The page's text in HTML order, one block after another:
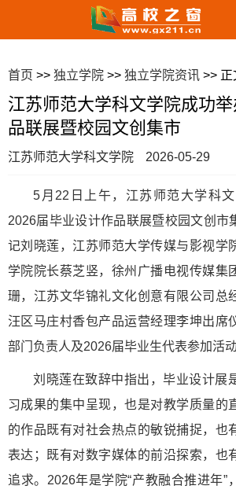
首页 >> 独立学院 >> 独立学院资讯 >> 正
江苏师范大学科文学院成功
品联展暨校园文创集市
江苏师范大学科文学院 2026-05-29
5月22日上午，江苏师范大学科
2026届毕业设计作品联展暨校园文创市
记刘晓莲，江苏师范大学传媒与影视学
学院院长蔡芝竖，徐州广播电视传媒集
珊，江苏文华锦礼文化创意有限公司总
汪区马庄村香包产品运营经理李坤出席
部门负责人及2026届毕业生代表参加活动
刘晓莲在致辞中指出，毕业设计展
习成果的集中呈现，也是对教学质量的
的作品既有对社会热点的敏锐捕捉，也
表达；既有对数字媒体的前沿探索，也
追求。2026年是学院“产教融合推进年”